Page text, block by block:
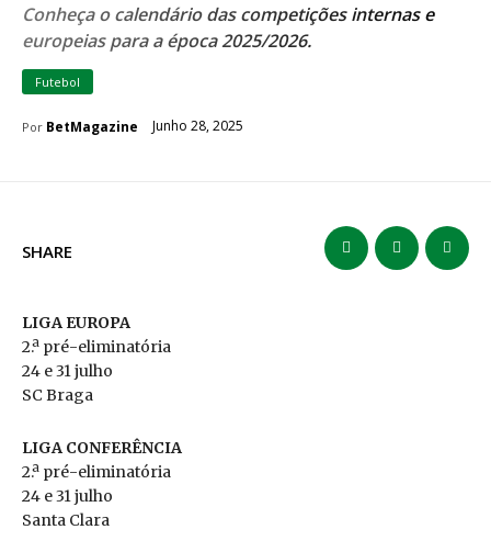
Conheça o calendário das competições internas e
europeias para a época 2025/2026.
Futebol
Por BetMagazine Junho 28, 2025
SHARE
LIGA EUROPA
2.ª pré-eliminatória
24 e 31 julho
SC Braga
LIGA CONFERÊNCIA
2.ª pré-eliminatória
24 e 31 julho
Santa Clara